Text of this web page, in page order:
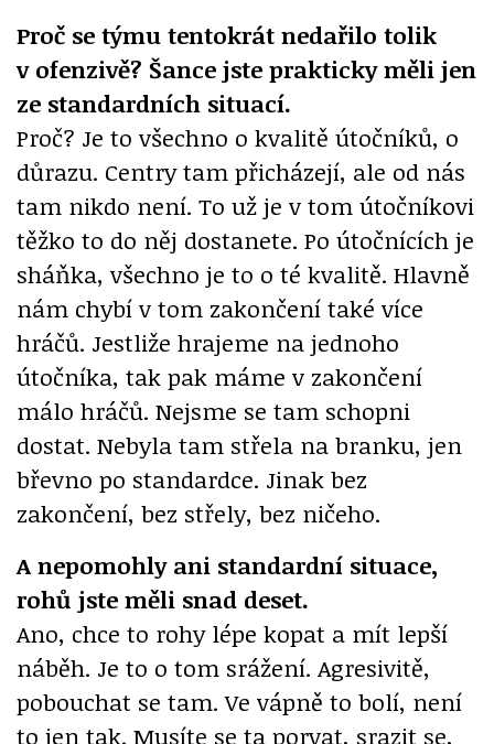
Proč se týmu tentokrát nedařilo tolik
v ofenzivě? Šance jste prakticky měli jen
ze standardních situací.
Proč? Je to všechno o kvalitě útočníků, o
důrazu. Centry tam přicházejí, ale od nás
tam nikdo není. To už je v tom útočníkovi
těžko to do něj dostanete. Po útočnících je
sháňka, všechno je to o té kvalitě. Hlavně
nám chybí v tom zakončení také více
hráčů. Jestliže hrajeme na jednoho
útočníka, tak pak máme v zakončení
málo hráčů. Nejsme se tam schopni
dostat. Nebyla tam střela na branku, jen
břevno po standardce. Jinak bez
zakončení, bez střely, bez ničeho.
A nepomohly ani standardní situace,
rohů jste měli snad deset.
Ano, chce to rohy lépe kopat a mít lepší
náběh. Je to o tom srážení. Agresivitě,
pobouchat se tam. Ve vápně to bolí, není
to jen tak. Musíte se ta porvat, srazit se,